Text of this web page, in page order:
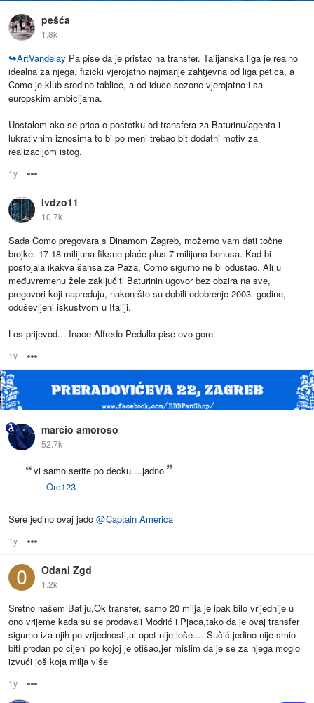
pešća
1.8k
↪ArtVandelay Pa pise da je pristao na transfer. Talijanska liga je realno
idealna za njega, fizicki vjerojatno najmanje zahtjevna od liga petica, a
Como je klub sredine tablice, a od iduce sezone vjerojatno i sa
europskim ambicijama.
Uostalom ako se prica o postotku od transfera za Baturinu/agenta i
lukrativnim iznosima to bi po meni trebao bit dodatni motiv za
realizacijom istog.
1y
Ivdzo11
10.7k
Sada Como pregovara s Dinamom Zagreb, možemo vam dati točne
brojke: 17-18 milijuna fiksne plaće plus 7 milijuna bonusa. Kad bi
postojala ikakva šansa za Paza, Como sigurno ne bi odustao. Ali u
međuvremenu žele zaključiti Baturinin ugovor bez obzira na sve,
pregovori koji napreduju, nakon što su dobili odobrenje 2003. godine,
oduševljeni iskustvom u Italiji.
Los prijevod... Inace Alfredo Pedulla pise ovo gore
1y
marcio amoroso
52.7k
vi samo serite po decku....jadno
— Orc123
Sere jedino ovaj jado @Captain America
1y
Odani Zgd
1.2k
Sretno našem Batiju,Ok transfer, samo 20 milja je ipak bilo vrijednije u
ono vrijeme kada su se prodavali Modrić i Pjaca,tako da je ovaj transfer
sigurno iza njih po vrijednosti,al opet nije loše.....Sučić jedino nije smio
biti prodan po cijeni po kojoj je otišao,jer mislim da je se za njega moglo
izvući još koja milja više
1y